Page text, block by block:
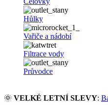
Hůlky
Vařiče a nádobí
Filtrace vody
Průvodce
🌞 VELKÉ LETNÍ SLEVY: